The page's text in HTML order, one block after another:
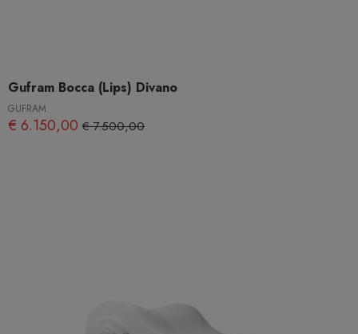
Gufram Bocca (Lips) Divano
GUFRAM
€ 6.150,00 € 7.500,00